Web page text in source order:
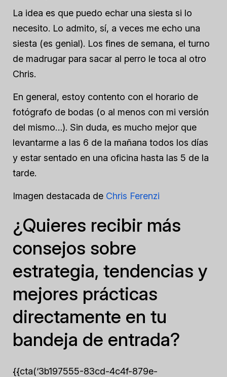
La idea es que puedo echar una siesta si lo
necesito. Lo admito, sí, a veces me echo una
siesta (es genial). Los fines de semana, el turno
de madrugar para sacar al perro le toca al otro
Chris.
En general, estoy contento con el horario de
fotógrafo de bodas (o al menos con mi versión
del mismo…). Sin duda, es mucho mejor que
levantarme a las 6 de la mañana todos los días
y estar sentado en una oficina hasta las 5 de la
tarde.
Imagen destacada de Chris Ferenzi
¿Quieres recibir más
consejos sobre
estrategia, tendencias y
mejores prácticas
directamente en tu
bandeja de entrada?
{{cta(‘3b197555-83cd-4c4f-879e-